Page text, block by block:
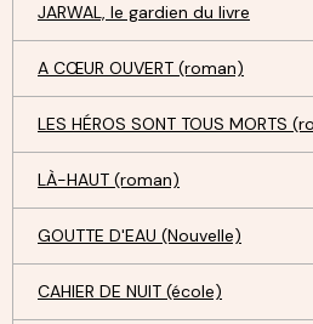
JARWAL, le gardien du livre
A CŒUR OUVERT (roman)
LES HÉROS SONT TOUS MORTS
LÀ-HAUT (roman)
GOUTTE D'EAU (Nouvelle)
CAHIER DE NUIT (école)